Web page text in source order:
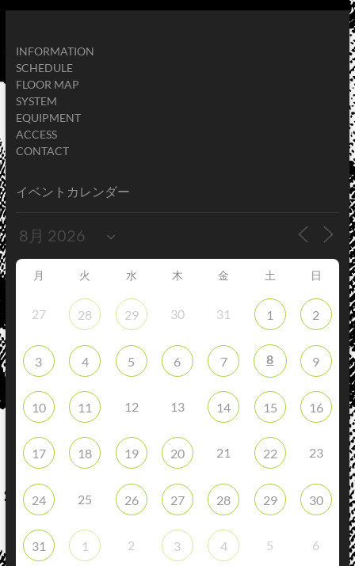
INFORMATION
SCHEDULE
FLOOR MAP
SYSTEM
EQUIPMENT
ACCESS
CONTACT
イベントカレンダー
月 火 水 木 金 土 日
27 28 29 30 31 1 2
3 4 5 6 7 8 9
10 11 12 13 14 15 16
17 18 19 20 21 22 23
24 25 26 27 28 29 30
31 1 2 3 4 5 6